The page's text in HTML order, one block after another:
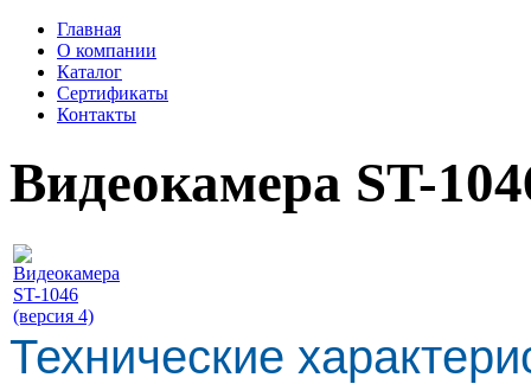
Главная
О компании
Каталог
Сертификаты
Контакты
Видеокамера ST-
Технические